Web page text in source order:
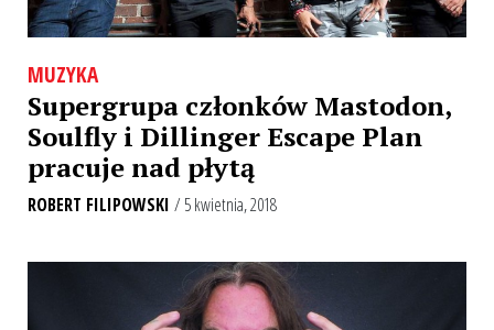
MUZYKA
Supergrupa członków Mastodon,
Soulfly i Dillinger Escape Plan
pracuje nad płytą
ROBERT FILIPOWSKI / 5 kwietnia, 2018